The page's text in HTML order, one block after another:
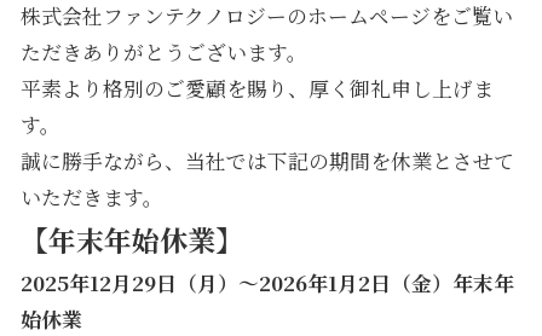
株式会社ファンテクノロジーのホームページをご覧い
ただきありがとうございます。
平素より格別のご愛顧を賜り、厚く御礼申し上げま
す。
誠に勝手ながら、当社では下記の期間を休業とさせて
いただきます。
【年末年始休業】
2025年12月29日（月）～2026年1月2日（金）年末年
始休業